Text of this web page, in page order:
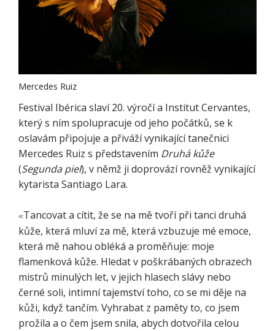
Mercedes Ruiz
Festival Ibérica slaví 20. výročí a Institut Cervantes,
který s ním spolupracuje od jeho počátků, se k
oslavám připojuje a přiváží vynikající tanečnici
Mercedes Ruiz s představením Druhá kůže
(Segunda piel), v němž ji doprovází rovněž vynikající
kytarista Santiago Lara.
«Tancovat a cítit, že se na mě tvoří při tanci druhá
kůže, která mluví za mě, která vzbuzuje mé emoce,
která mě nahou obléká a proměňuje: moje
flamenková kůže. Hledat v poškrábaných obrazech
mistrů minulých let, v jejich hlasech slávy nebo
černé soli, intimní tajemství toho, co se mi děje na
kůži, když tančím. Vyhrabat z paměty to, co jsem
prožila a o čem jsem snila, abych dotvořila celou